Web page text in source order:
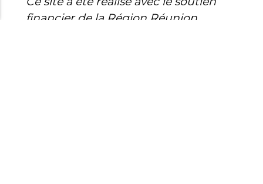
financier de la Région Réunion